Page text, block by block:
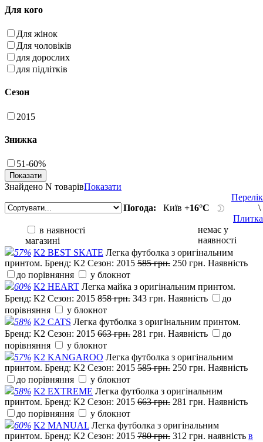
Для кого
Для жінок
Для чоловіків
для дорослих
для підлітків
Сезон
2015
Знижка
51-60%
Знайдено N товарівПоказати
Погода: Київ +16°С
Перелік
\
Плитка
в наявності
магазині
немає у
наявності
57% K2 BEST SKATE Легка футболка з оригінальним
принтом. Бренд: K2 Сезон: 2015 585 грн. 250 грн. Наявність
до порівняння
у блокнот
60% K2 HEART Легка майка з оригінальним принтом.
Бренд: K2 Сезон: 2015 858 грн. 343 грн. Наявність
до
порівняння
у блокнот
58% K2 CATS Легка футболка з оригінальним принтом.
Бренд: K2 Сезон: 2015 663 грн. 281 грн. Наявність
до
порівняння
у блокнот
57% K2 KANGAROO Легка футболка з оригінальним
принтом. Бренд: K2 Сезон: 2015 585 грн. 250 грн. Наявність
до порівняння
у блокнот
58% K2 EXTREME Легка футболка з оригінальним
принтом. Бренд: K2 Сезон: 2015 663 грн. 281 грн. Наявність
до порівняння
у блокнот
60% K2 MANUAL Легка футболка з оригінальним
принтом. Бренд: K2 Сезон: 2015 780 грн. 312 грн. наявність в